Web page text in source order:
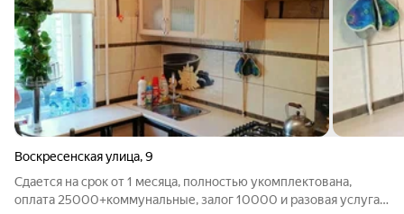
Воскресенская улица,9
Сдается на срок от 1 месяца, полностью укомплектована,
оплата 25000+коммунальные, залог 10000 и разовая услуга